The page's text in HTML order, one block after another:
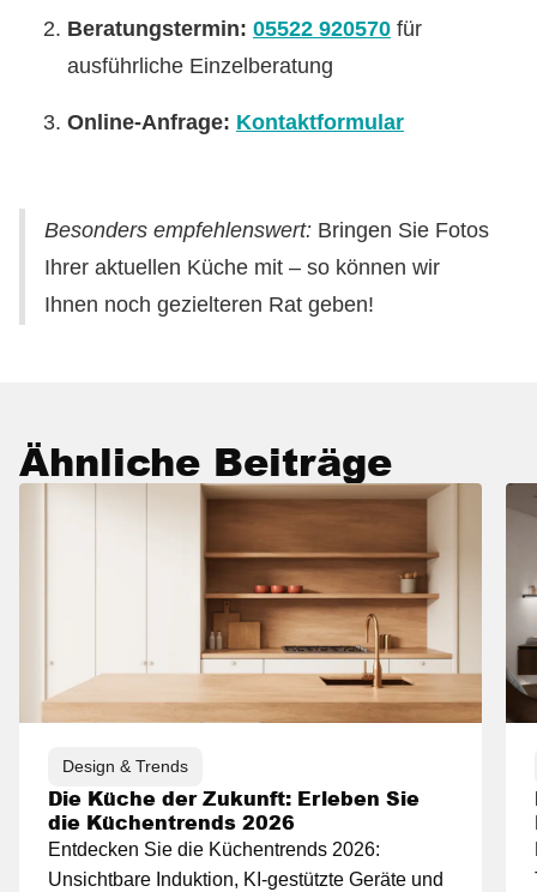
Beratungstermin: 05522 920570 für
ausführliche Einzelberatung
Online-Anfrage: Kontaktformular
Besonders empfehlenswert: Bringen Sie Fotos
Ihrer aktuellen Küche mit – so können wir
Ihnen noch gezielteren Rat geben!
Ähnliche Beiträge
Design & Trends
Die Küche der Zukunft: Erleben Sie
die Küchentrends 2026
Entdecken Sie die Küchentrends 2026:
Unsichtbare Induktion, KI-gestützte Geräte und